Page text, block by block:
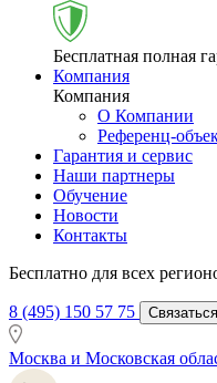
Бесплатная полная
Компания
Компания
О Компании
Референц-
Гарантия и сервис
Наши партнеры
Обучение
Новости
Контакты
Бесплатно для всех
8 (495) 150 57 75
Москва и Московская